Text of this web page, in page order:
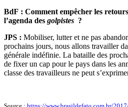
BdF : Comment empêcher les
l’agenda des golpistes ?
JPS : Mobiliser, lutter et ne pas
prochains jours, nous allons travailler
générale indéfinie. La bataille des
de fixer un cap pour le pays dans les
classe des travailleurs ne peut